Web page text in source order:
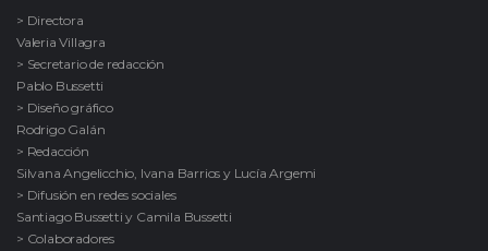
> Directora
Valeria Villagra
> Secretario de redacción
Pablo Bussetti
> Diseño gráfico
Rodrigo Galán
> Redacción
Silvana Angelicchio, Ivana Barrios y Lucía Argemi
> Difusión en redes sociales
Santiago Bussetti y Camila Bussetti
> Colaboradores